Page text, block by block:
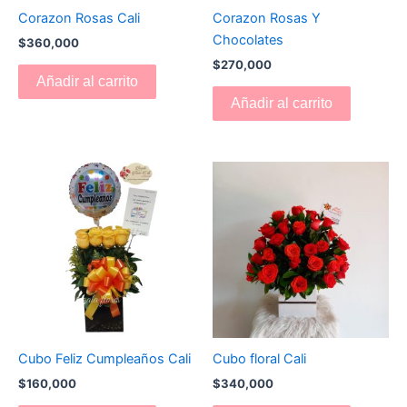
Corazon Rosas Cali
$360,000
Añadir al carrito
Corazon Rosas Y
Chocolates
$270,000
Añadir al carrito
Cubo Feliz Cumpleaños Cali
$160,000
Cubo floral Cali
$340,000